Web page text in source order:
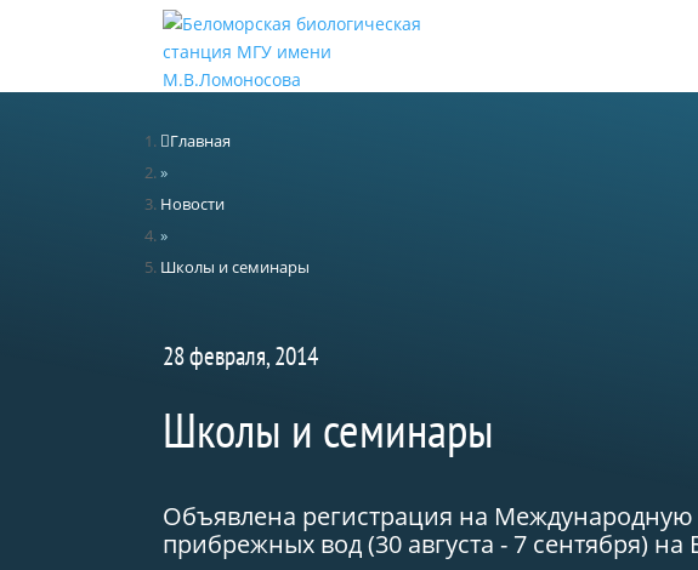
Главная
»
Новости
»
Школы и семинары
28 февраля, 2014
Школы и семинары
Объявлена регистрация на
прибрежных вод (30 августа - 7 сентября)